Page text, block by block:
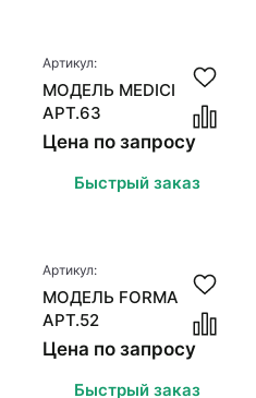
Артикул:
МОДЕЛЬ MEDICI
АРТ.63
Цена по запросу
Быстрый заказ
Артикул:
МОДЕЛЬ FORMA
АРТ.52
Цена по запросу
Быстрый заказ